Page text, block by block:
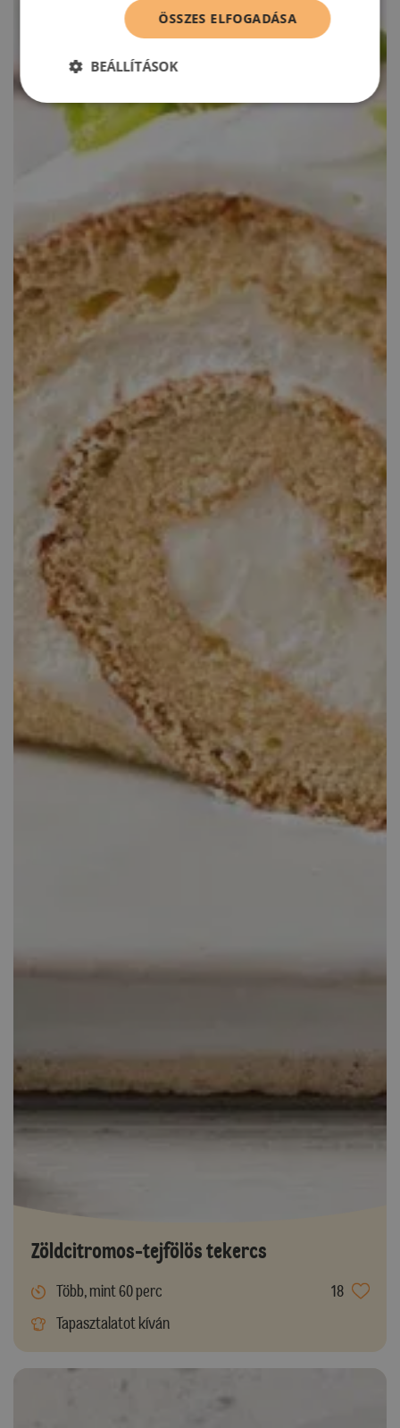
Zöldcitromos-tejfölös tekercs
Több, mint 60 perc
18
Tapasztalatot kíván
ÖSSZES ELFOGADÁSA
BEÁLLÍTÁSOK